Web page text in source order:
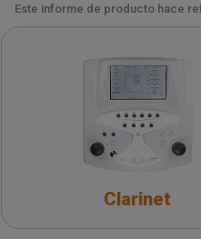
Este informe de producto hace
Clarinet